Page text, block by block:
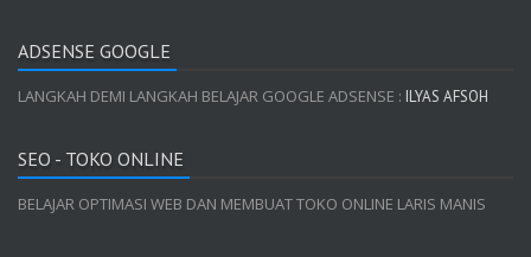
ADSENSE GOOGLE
LANGKAH DEMI LANGKAH BELAJAR GOOGLE ADSENSE : ILYAS AFSOH
SEO - TOKO ONLINE
BELAJAR OPTIMASI WEB DAN MEMBUAT TOKO ONLINE LARIS MANIS